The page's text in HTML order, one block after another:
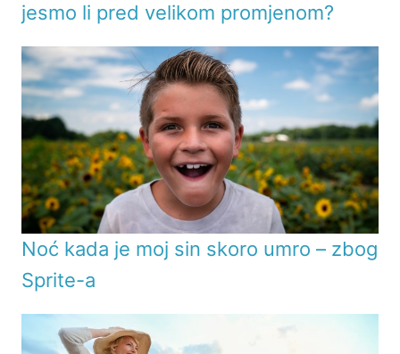
jesmo li pred velikom promjenom?
Noć kada je moj sin skoro umro – zbog
Sprite-a